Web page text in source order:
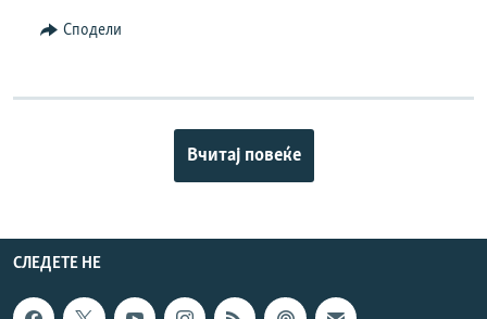
Сподели
Вчитај повеќе
СЛЕДЕТЕ НЕ